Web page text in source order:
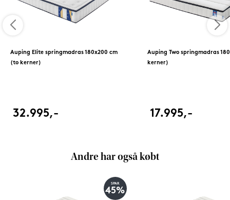
Auping Elite springmadras 180x200 cm
(to kerner)
32.995,-
Auping Two springmadras
kerner)
17.995,-
Andre har også købt
SPAR
45%